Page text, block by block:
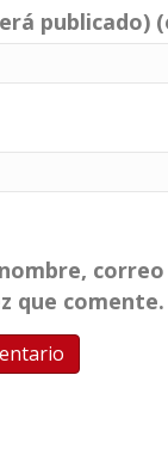
publicado)
que comente.